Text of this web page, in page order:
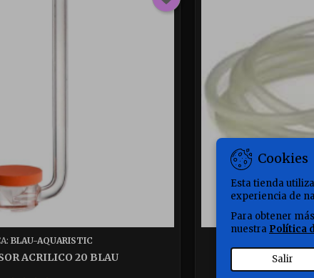
BLAU-AQUARISTIC
ACRILICO 20 BLAU TUBO AIRE
Cookies
Esta tienda
experiencia de
Para obtener
nuestra Política
Salir